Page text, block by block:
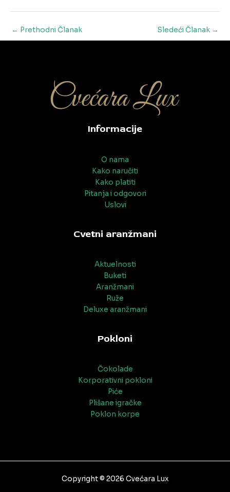
Post
← Prethodni Članak Sledeći Članak →
Informacije
O nama
Kako naručiti
Kako platiti
Pitanja i odgovori
Uslovi
Cvetni aranžmani
Aktuelnosti
Buketi
Aranžmani
Ruže
Deluxe aranžmani
Pokloni
Čokolade
Korporativni pokloni
Piće
Plišane igračke
Poklon korpe
Copyright © 2026 Cvećara Lux